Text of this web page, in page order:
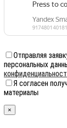
Отправляя
персональных
Я согласен
материалы
×